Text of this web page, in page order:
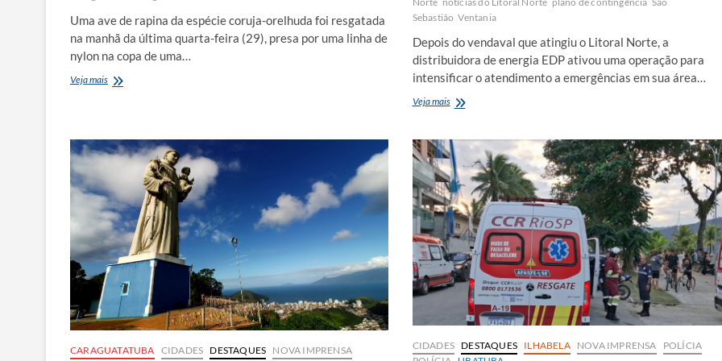
Uma ave de rapina da espécie coruja-orelhuda foi resgatada
na manhã da última quarta-feira (29), presa por uma linha de
nylon na copa de uma…
Veja maisBombeiros
presa
em
de
nylon
Sebastião Ventania
Depois do vendaval que atingiu o Litoral Norte, a
distribuidora de energia EDP ativou uma operação para
intensificar o atendimento a emergências em sua área…
Veja maisEDP
de
emergência
para
conter
estragos
da
ventania
no
Litoral
Norte
CARAGUATATUBA CIDADES DESTAQUES NOVA IMPRENSA
CIDADES DESTAQUES ILHABELA NOVA IMPRENSA
POLÍCIA